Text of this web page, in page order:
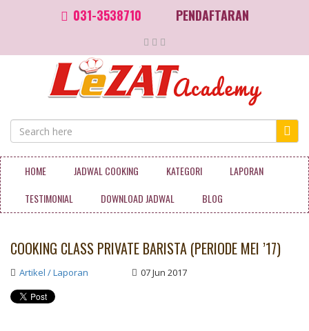
031-3538710 PENDAFTARAN
HOME JADWAL COOKING KATEGORI
LAPORAN
TESTIMONIAL
DOWNLOAD JADWAL BLOG
COOKING CLASS PRIVATE BARISTA (PERIODE MEI ’17)
Artikel / Laporan 07 Jun 2017